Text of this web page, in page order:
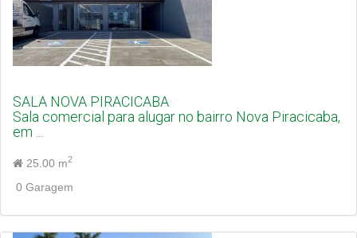
SALA NOVA PIRACICABA
Sala comercial para alugar no bairro Nova Piracicaba,
em ...
25.00 m2
0 Garagem